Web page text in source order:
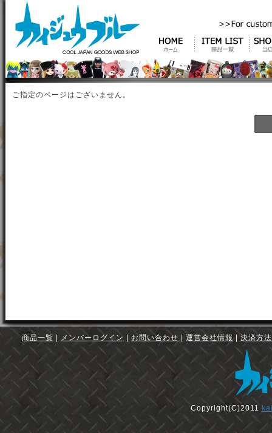
ご指定のページはございません。
商品一覧 メンバーログイン お問い合わせ 運営会社情報| 決済方
Copyright(C)2011